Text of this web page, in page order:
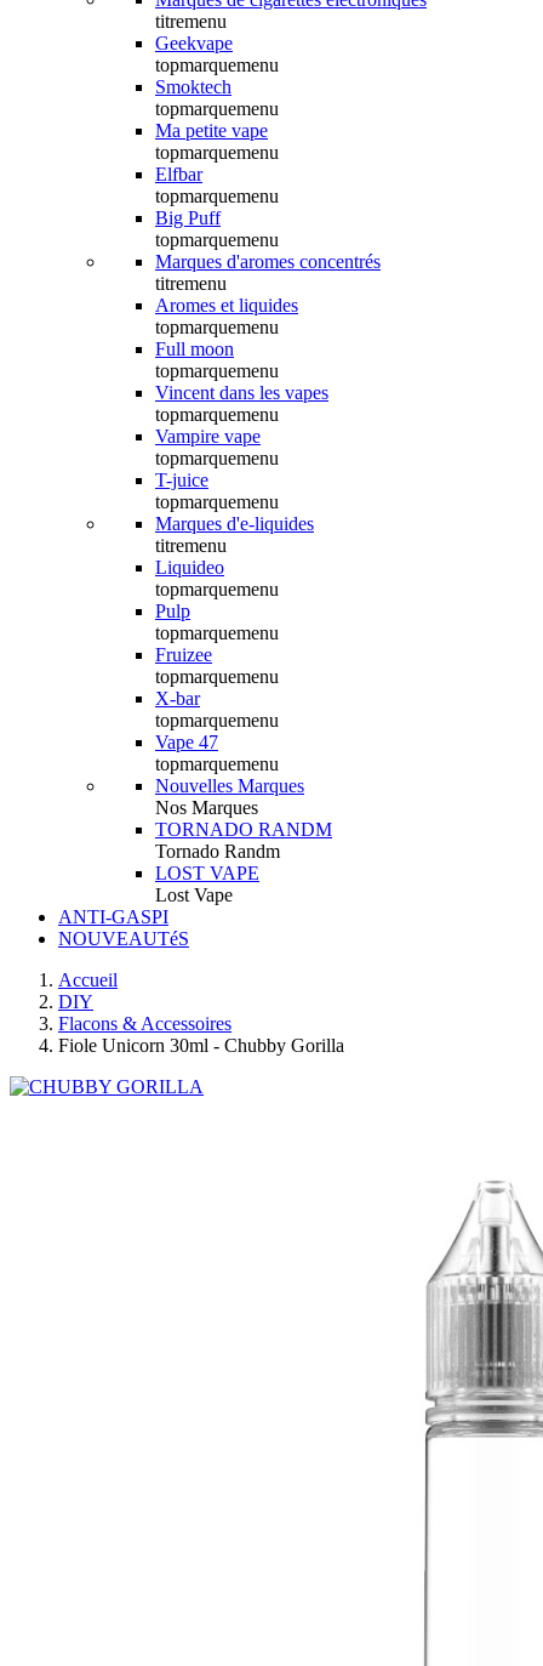
titremenu
Geekvape
topmarquemenu
Smoktech
topmarquemenu
Ma petite vape
topmarquemenu
Elfbar
topmarquemenu
Big Puff
topmarquemenu
Marques d'aromes concentrés
titremenu
Aromes et liquides
topmarquemenu
Full moon
topmarquemenu
Vincent dans les vapes
topmarquemenu
Vampire vape
topmarquemenu
T-juice
topmarquemenu
Marques d'e-liquides
titremenu
Liquideo
topmarquemenu
Pulp
topmarquemenu
Fruizee
topmarquemenu
X-bar
topmarquemenu
Vape 47
topmarquemenu
Nouvelles Marques
Nos Marques
TORNADO RANDM
Tornado Randm
LOST VAPE
Lost Vape
ANTI-GASPI
NOUVEAUTéS
Accueil
DIY
Flacons & Accessoires
Fiole Unicorn 30ml - Chubby Gorilla